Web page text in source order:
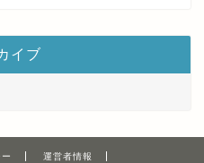
イブ
運営者情報